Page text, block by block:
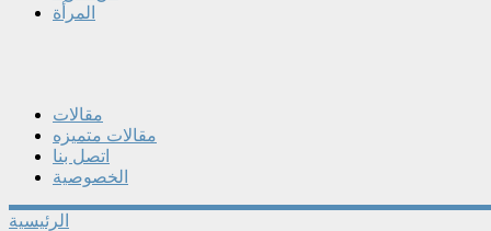
المرأة
مقالات
مقالات متميزه
اتصل بنا
الخصوصية
الرئيسية